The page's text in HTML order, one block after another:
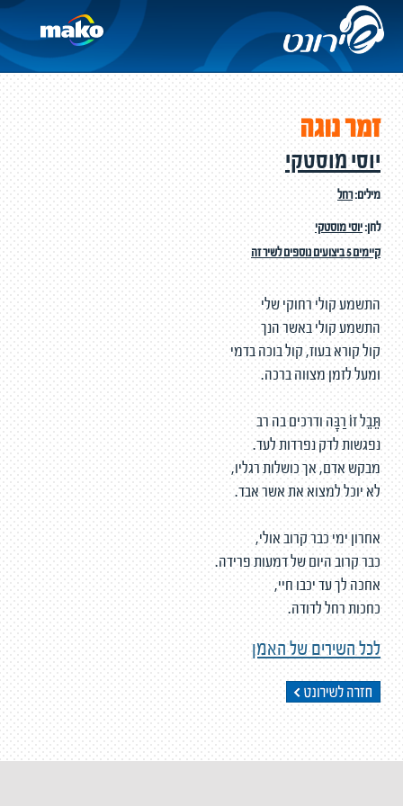
זמר נוגה
יוסי מוסטקי
מילים:רחל
לחן:יוסי מוסטקי
קיימים 5 ביצועים נוספים לשיר זה
התשמע קולי רחוקי שלי
התשמע קולי באשר הנך
קול קורא בעוז, קול בוכה בדמי
ומעל לזמן מצווה ברכה.
תֵּבֵל זוֹ רַבָּה ודרכים בה רב
נפגשות לדק נפרדות לעד.
מבקש אדם, אך כושלות רגליו,
לא יוכל למצוא את אשר אבד.
אחרון ימי כבר קרוב אולי,
כבר קרוב היום של דמעות פרידה.
אחכה לך עד יכבו חיי,
כחכות רחל לדודה.
לכל השירים של האמן